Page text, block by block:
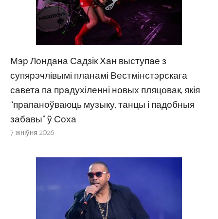
Мэр Лондана Садзік Хан выступае з
супярэчлівымі планамі Вестмінстэрскага
савета па прадухіленні новых пляцовак, якія
“прапаноўваюць музыку, танцы і падобныя
забавы” ў Соха
7 жніўня 2026